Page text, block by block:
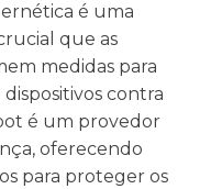
é uma
que as
medidas para
contra
é um provedor
oferecendo
para proteger os